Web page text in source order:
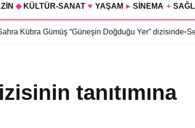
◆ KÜLTÜR-SANAT ♥ YAŞAM ▸ SİNEMA +
“Güneşin Doğduğu Yer” dizisinde •Selin Türkmen
tanıtımına